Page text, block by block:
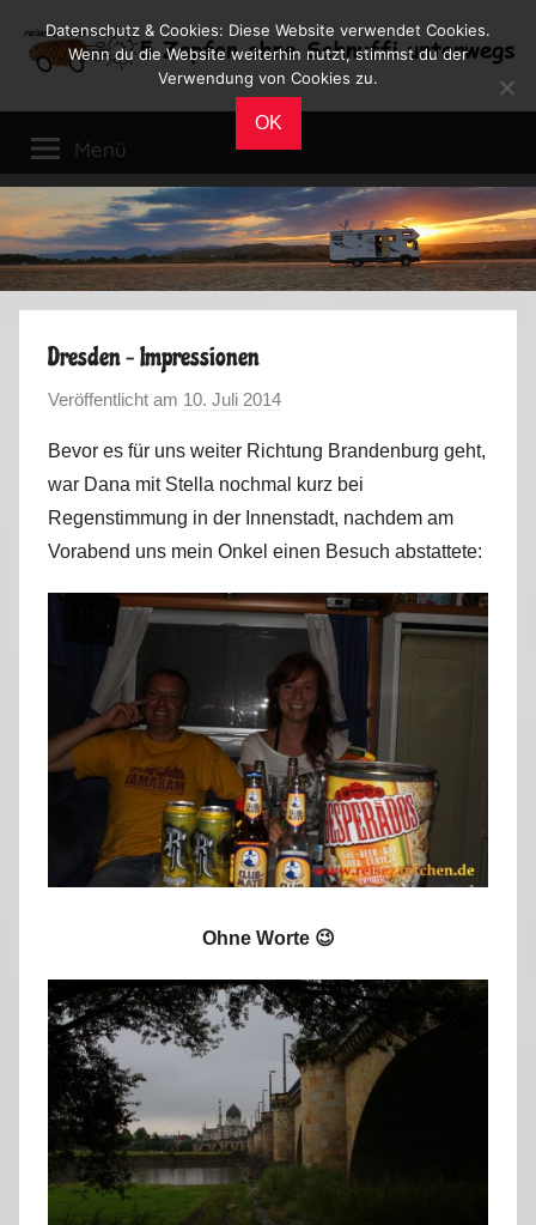
Inhalt
Reiseblog
Leben
im
Wohnmobil
Menü
Dresden – Impressionen
Veröffentlicht am 10. Juli 2014
n
M
a
r
u
Bevor es für uns weiter Richtung Brandenburg geht,
war Dana mit Stella nochmal kurz bei
Regenstimmung in der Innenstadt, nachdem am
Vorabend uns mein Onkel einen Besuch abstattete:
Ohne Worte 😉
Datenschutz & Cookies: Diese Website verwendet Cookies.
Wenn du die Website weiterhin nutzt, stimmst du der
Verwendung von Cookies zu.
OK